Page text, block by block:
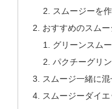
スムージーを
おすすめのスムー
グリーンスム
パクチーグリ
スムージ一緒に
スムージーダイ